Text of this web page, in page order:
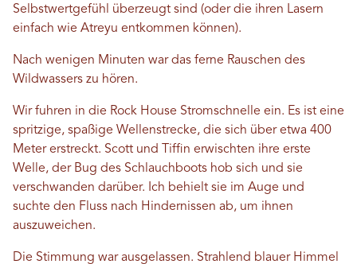
Selbstwertgefühl überzeugt sind (oder die ihren Lasern
einfach wie Atreyu entkommen können).
Nach wenigen Minuten war das ferne Rauschen des
Wildwassers zu hören.
Wir fuhren in die Rock House Stromschnelle ein. Es ist eine
spritzige, spaßige Wellenstrecke, die sich über etwa 400
Meter erstreckt. Scott und Tiffin erwischten ihre erste
Welle, der Bug des Schlauchboots hob sich und sie
verschwanden darüber. Ich behielt sie im Auge und
suchte den Fluss nach Hindernissen ab, um ihnen
auszuweichen.
Die Stimmung war ausgelassen. Strahlend blauer Himmel